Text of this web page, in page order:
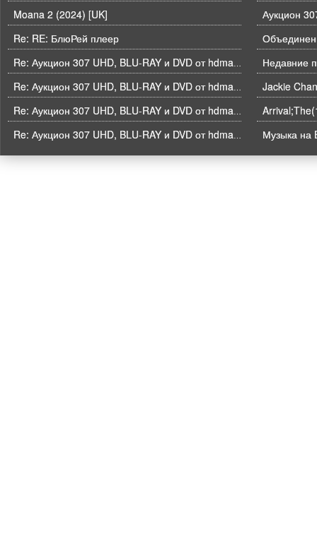
Moana 2 (2024) [UK]
Re: RE: БлюРей плеер
Недавние
Музыка на